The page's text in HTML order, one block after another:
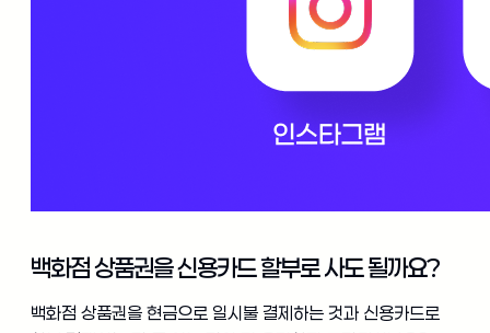
백화점 상품권을 신용카드 할부로 사도 될까요?
백화점 상품권을 현금으로 일시불 결제하는 것과 신용카드로